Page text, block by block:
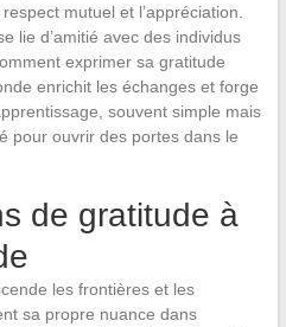
mutuel et l’appréciation.
lie d’amitié avec des individus
exprimer sa gratitude
enrichit les échanges et forge
souvent simple mais
pour ouvrir des portes dans le
de gratitude à
les frontières et les
sa propre nuance dans